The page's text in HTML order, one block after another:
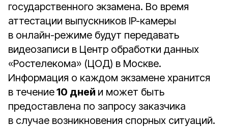
государственного экзамена. Во время
аттестации выпускников IP-камеры
в онлайн-режиме будут передавать
видеозаписи в Центр обработки данных
«Ростелекома» (ЦОД) в Москве.
Информация о каждом экзамене хранится
в течение10 дней и может быть
предоставлена по запросу заказчика
в случае возникновения спорных ситуаций.